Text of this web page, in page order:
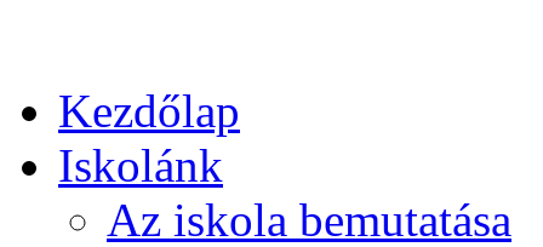
Kezdőlap
Iskolánk
Az iskola bemutatása